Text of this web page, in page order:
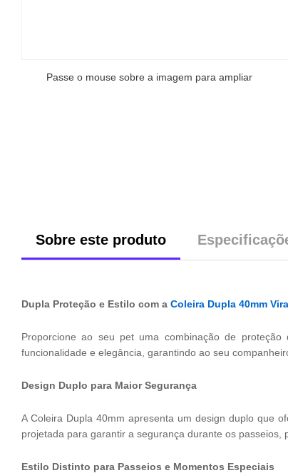
Passe o mouse sobre a imagem para ampliar
Sobre este produto
Dupla Proteção e Estilo com a Coleira Dupla 40mm
Proporcione ao seu pet uma combinação de
funcionalidade e elegância, garantindo ao seu
Design Duplo para Maior Segurança
A Coleira Dupla 40mm apresenta um design duplo que
projetada para garantir a segurança durante os
Estilo Distinto para Passeios e Momentos Especiais